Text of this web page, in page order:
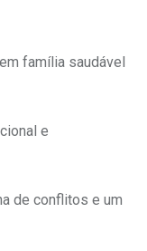
família saudável
e
de conflitos e um